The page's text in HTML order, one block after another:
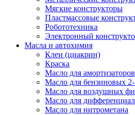
Мягкие конструкторы
Пластмассовые
Робототехника
Электронный
Масла и автохимия
Клеи (циакрин)
Краска
Масло для амортизаторов
Масло для бензиновых
Масло для воздушных
Масло для
Масло для нитрометана